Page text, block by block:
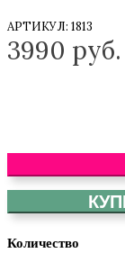
АРТИКУЛ: 1813
3990 руб.
Количество